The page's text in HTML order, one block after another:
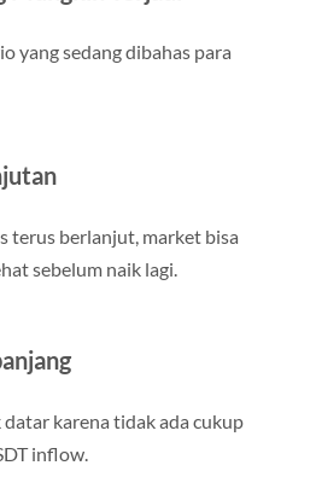
yang sedang dibahas para
terus berlanjut, market bisa
sebelum naik lagi.
karena tidak ada cukup
inflow.